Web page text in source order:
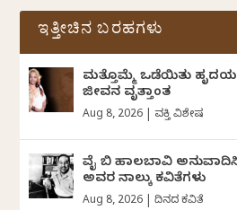
ಇತ್ತೀಚಿನ ಬರಹಗಳು
ಮತ್ತೊಮ್ಮೆ ಒಡೆಯಿತು
ಜೀವನ ವೃತ್ತಾಂತ
Aug 8, 2026 ವ್ಯಕ್ತಿ ವಿಶೇಷ
ವೈ ಬಿ ಹಾಲಬಾವಿ
ಅವರ ನಾಲ್ಕು ಕವಿತೆಗಳು
Aug 8, 2026 |ದಿನದ ಕವಿತೆ